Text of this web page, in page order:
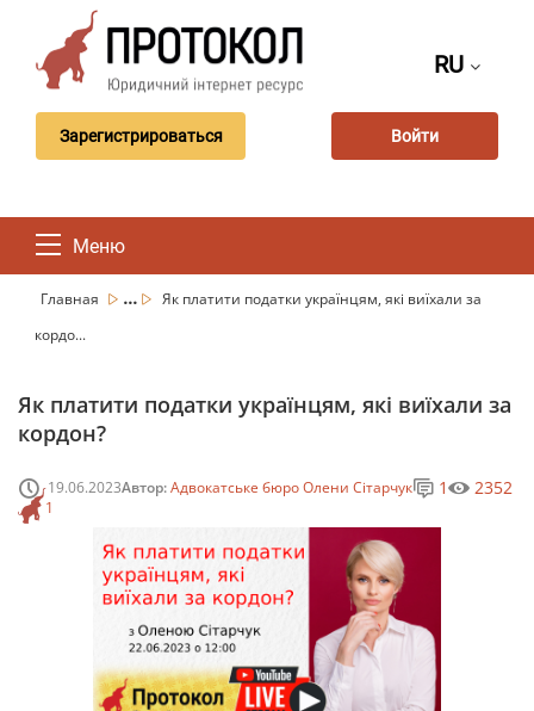
RU
Зарегистрироваться Войти
Меню
Главная ...
Як платити податки українцям, які виїхали за
кордо...
Як платити податки українцям, які виїхали за
кордон?
19.06.2023Автор:Адвокатське бюро Олени Сітарчук
1
1 2352